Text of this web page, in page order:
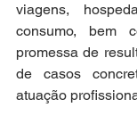
viagens,
consumo, bem
promessa de
de casos
atuação